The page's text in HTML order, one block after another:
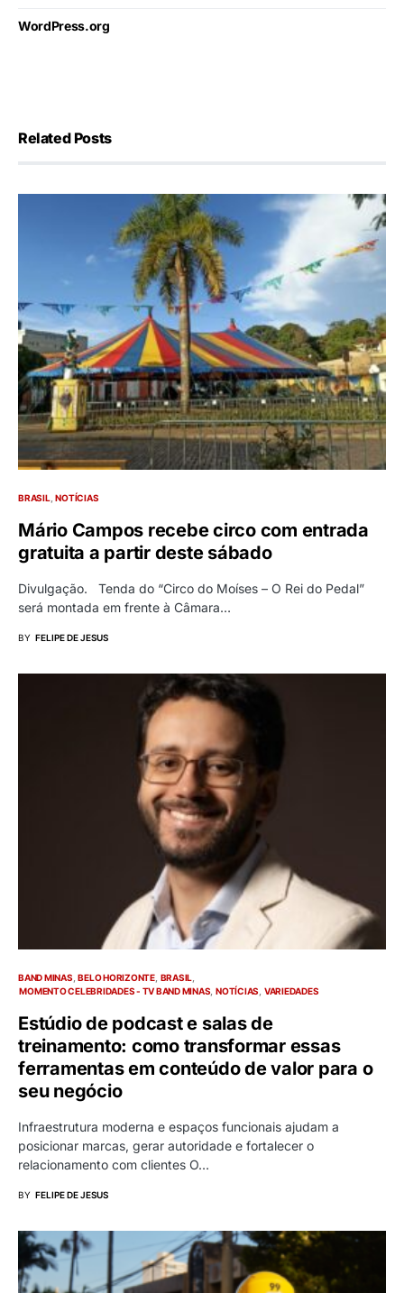
WordPress.org
Related Posts
BRASIL NOTÍCIAS
Mário Campos recebe circo com entrada
gratuita a partir deste sábado
Divulgação. Tenda do “Circo do Moíses – O Rei do Pedal”
será montada em frente à Câmara…
BY FELIPE DE JESUS
BAND MINAS BELO HORIZONTE BRASIL
MOMENTO CELEBRIDADES - TV BAND MINAS NOTÍCIAS VARIEDADES
Estúdio de podcast e salas de
treinamento: como transformar essas
ferramentas em conteúdo de valor para o
seu negócio
Infraestrutura moderna e espaços funcionais ajudam a
posicionar marcas, gerar autoridade e fortalecer o
relacionamento com clientes O…
BY FELIPE DE JESUS